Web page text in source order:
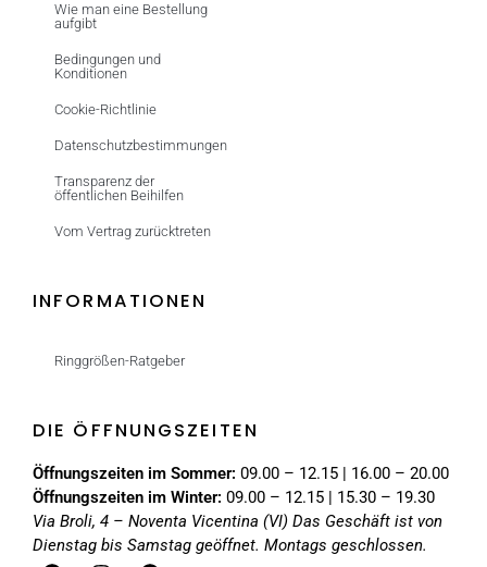
Wie man eine Bestellung
aufgibt
Bedingungen und
Konditionen
Cookie-Richtlinie
Datenschutzbestimmungen
Transparenz der
öffentlichen Beihilfen
Vom Vertrag zurücktreten
INFORMATIONEN
Ringgrößen-Ratgeber
DIE ÖFFNUNGSZEITEN
Öffnungszeiten im Sommer: 09.00 – 12.15 | 16.00 – 20.00
Öffnungszeiten im Winter: 09.00 – 12.15 | 15.30 – 19.30
Via Broli, 4 – Noventa Vicentina (VI) Das Geschäft ist von
Dienstag bis Samstag geöffnet. Montags geschlossen.